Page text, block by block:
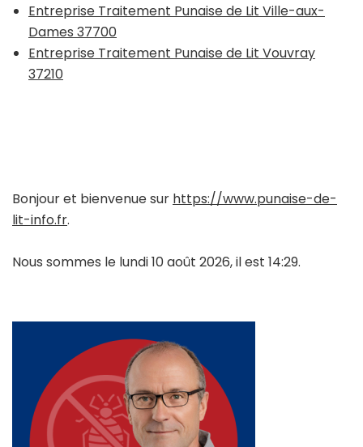
Entreprise Traitement Punaise de Lit Ville-aux-
Dames 37700
Entreprise Traitement Punaise de Lit Vouvray
37210
Bonjour et bienvenue sur https://www.punaise-de-
lit-info.fr.
Nous sommes le lundi 10 août 2026, il est 14:29.